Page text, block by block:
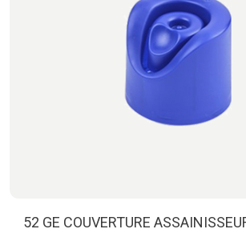
52 GE COUVERTURE